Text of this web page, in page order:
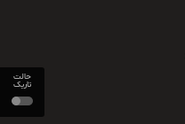
حالت
تاریک